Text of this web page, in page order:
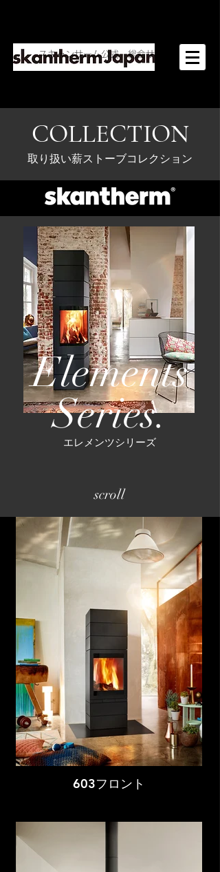
スキャンサーム公式 総合サイト→
COLLECTION
取り扱い薪ストーブコレクション
Elements
Series.
エレメンツシリーズ
scroll
603フロント